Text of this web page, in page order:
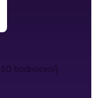
hodnocení)